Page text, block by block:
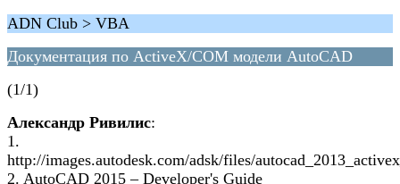
ADN Club > VBA
Документация по ActiveX/COM модели AutoCAD
(1/1)
Александр Ривилис:
1.
http://images.autodesk.com/adsk/files/
2. AutoCAD 2015 – Developer's Guide